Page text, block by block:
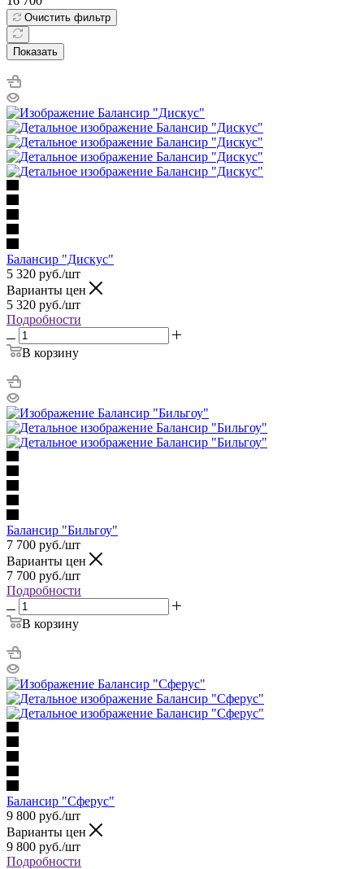
Очистить фильтр
Показать
Балансир "Дискус"
5 320 руб./шт
Варианты цен
5 320 руб./шт
Подробности
В корзину
Балансир "Бильгоу"
7 700 руб./шт
Варианты цен
7 700 руб./шт
Подробности
В корзину
Балансир "Сферус"
9 800 руб./шт
Варианты цен
9 800 руб./шт
Подробности